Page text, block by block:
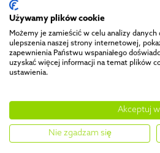
WYCZESYWANIE
Którego przyrządu
potrzebuję? Znajdź
Używamy plików cookie
Możemy je zamieścić w celu analizy
ulepszenia naszej strony internetowej,
zapewnienia Państwu wspaniałego
uzyskać więcej informacji na temat plików
ustawienia.
Akceptuj
Nie zgadzam się